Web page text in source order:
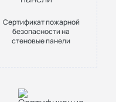
Сертификат пожарной
безопасности на
стеновые панели